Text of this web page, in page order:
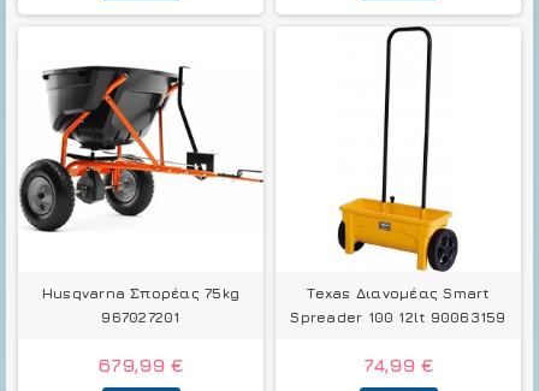
Husqvarna Σπορέας 75kg
967027201
679,99 €
Texas Διανομέας Smart
Spreader 100 12lt 90063159
74,99 €